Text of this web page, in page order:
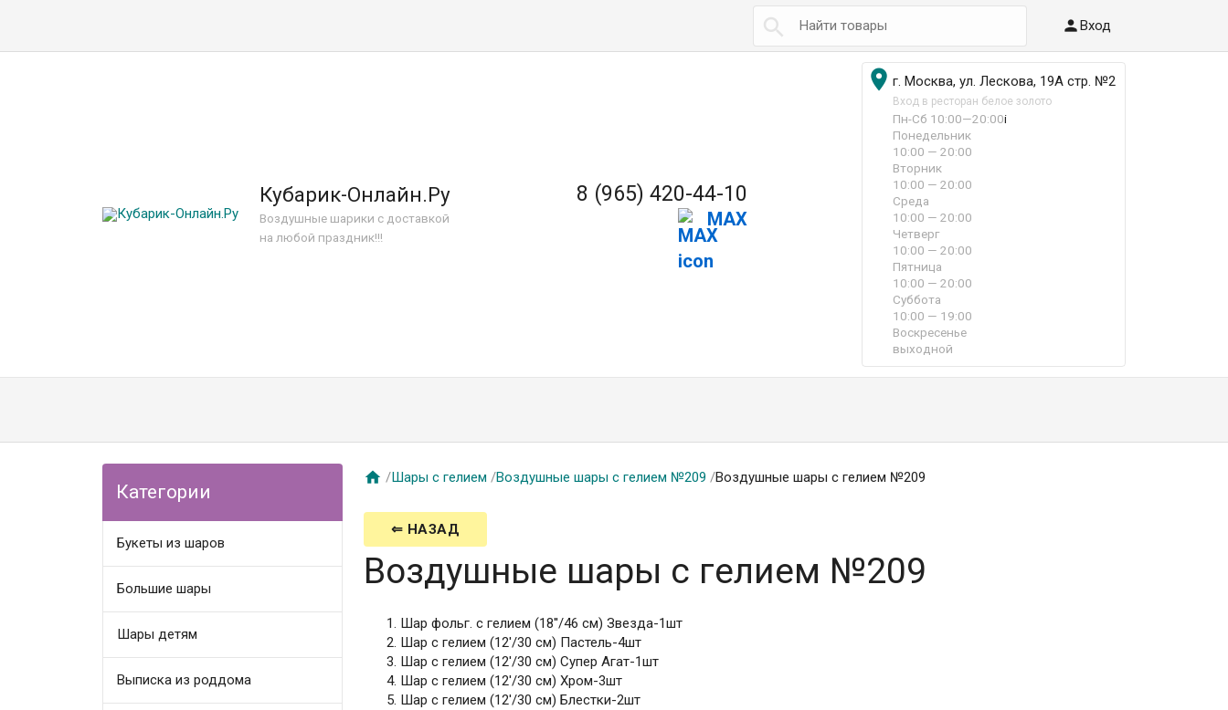
 Вход
Кубарик-Онлайн.Ру
Воздушные шарики с доставкой
на любой праздник!!!
8 (965) 420-44-10
MAX
 г. Москва, ул. Лескова, 19А стр. №2
Вход в ресторан белое золото
Пн-Сб 10:00—20:00i
Понедельник
10:00 — 20:00
Вторник
10:00 — 20:00
Среда
10:00 — 20:00
Четверг
10:00 — 20:00
Пятница
10:00 — 20:00
Суббота
10:00 — 19:00
Воскресенье
выходной
Категории
Букеты из шаров
Большие шары
Шары детям
Выписка из роддома
 /Шары с гелием /Воздушные шары с гелием №209 /Воздушные шары с гелием №209
⇐ НАЗАД
Воздушные шары с гелием №209
Шар фольг. с гелием (18''/46 см) Звезда-1шт
Шар с гелием (12'/30 см) Пастель-4шт
Шар с гелием (12'/30 см) Супер Агат-1шт
Шар с гелием (12'/30 см) Хром-3шт
Шар с гелием (12'/30 см) Блестки-2шт